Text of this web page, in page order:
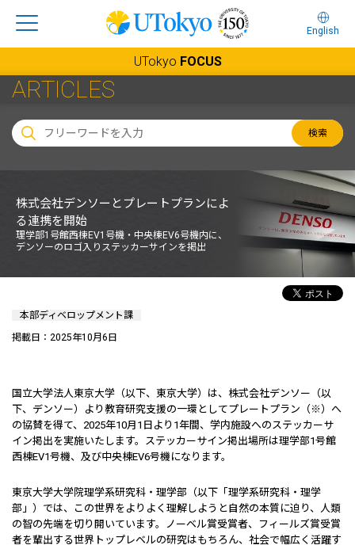
English
UTokyo FOCUS
ARTICLES
検索
株式会社デンソーとプレートプランによ
る連携を開始
理学部1号館西棟EV1号機・中央棟EV6号機内に、
デンソーのロゴ入りステッカーサインを掲出
本部ディベロップメント課
掲載日：2025年10月6日
国立大学法人東京大学（以下、東京大学）は、株式会社デンソー（以
下、デンソー）より教育研究支援の一環としてプレートプラン（※）へ
の協賛を得て、2025年10月1日より1年間、学内施設へのステッカーサ
イン掲出を実施いたします。ステッカーサイン掲出場所は理学部1号館
西棟EV1号機、及び中央棟EV6号機になります。
東京大学大学院理学系研究科・理学部（以下「理学系研究科・理学
部」）では、この世界をよりよく理解しようと自然の本質に迫り、人類
の智の先端を切り開いています。ノーベル賞受賞者、フィールズ賞受賞
者を輩出する世界トップレベルの研究はもちろん、社会で幅広く活躍す